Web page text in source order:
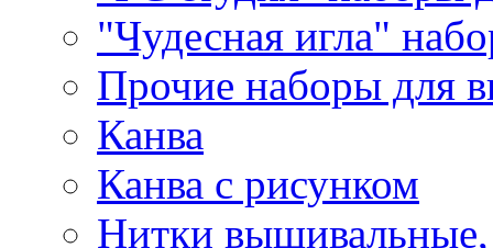
"Чудесная игла"
Прочие наборы для
Канва
Канва с рисунком
Нитки